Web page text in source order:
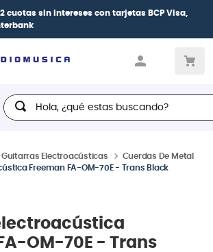
en cuotasdesde 0% de interéscon todas
de crédito
Hola, ¿qué estas buscando?
Guitarras Electroacústicas
Cuerdas De Metal
Freeman FA-OM-70E - Trans Black
OM-70E - Trans